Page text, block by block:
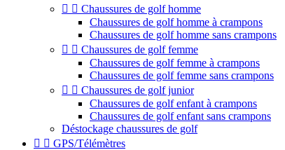
  Chaussures de golf homme
Chaussures de golf homme à crampons
Chaussures de golf homme sans crampons
  Chaussures de golf femme
Chaussures de golf femme à crampons
Chaussures de golf femme sans crampons
  Chaussures de golf junior
Chaussures de golf enfant à crampons
Chaussures de golf enfant sans crampons
Déstockage chaussures de golf
  GPS/Télémètres